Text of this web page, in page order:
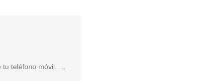
tu teléfono móvil. …